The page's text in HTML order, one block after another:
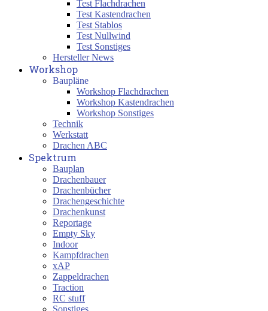
Test Flachdrachen
Test Kastendrachen
Test Stablos
Test Nullwind
Test Sonstiges
Hersteller News
Workshop
Baupläne
Workshop Flachdrachen
Workshop Kastendrachen
Workshop Sonstiges
Technik
Werkstatt
Drachen ABC
Spektrum
Bauplan
Drachenbauer
Drachenbücher
Drachengeschichte
Drachenkunst
Reportage
Empty Sky
Indoor
Kampfdrachen
xAP
Zappeldrachen
Traction
RC stuff
Sonstiges